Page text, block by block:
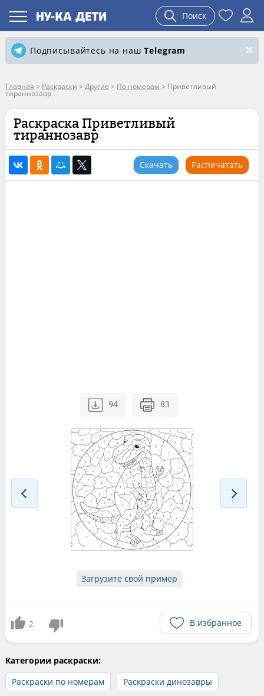
Поиск
Подписывайтесь на нашTelegram
Главная > Раскраски > Другие > По номерам > Приветливый
тираннозавр
Раскраска Приветливый
тираннозавр
Скачать Распечатать
94 83
Загрузите свой пример
2 В избранное
Категории раскраски:
Раскраски по номерам
Раскраски динозавры